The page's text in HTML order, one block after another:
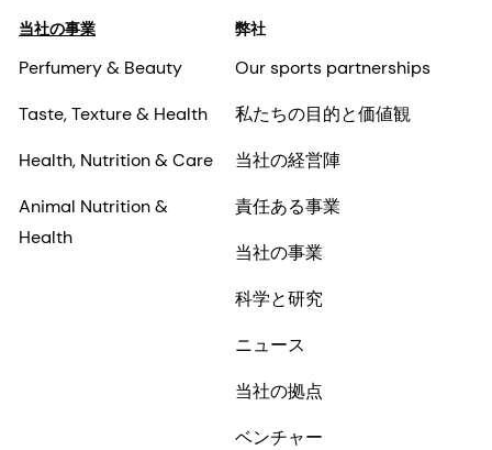
当社の事業
Perfumery & Beauty
Taste, Texture & Health
Health, Nutrition & Care
Animal Nutrition &
Health
弊社
Our sports partnerships
私たちの目的と価値観
当社の経営陣
責任ある事業
当社の事業
科学と研究
ニュース
当社の拠点
ベンチャー